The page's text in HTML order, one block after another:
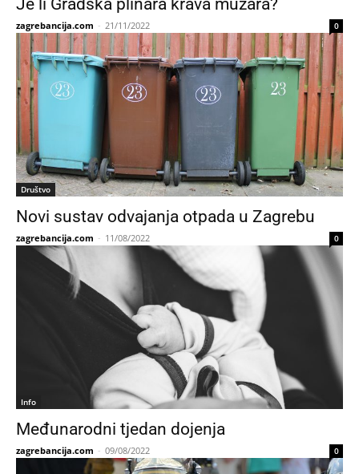
Je li Gradska plinara krava muzara?
zagrebancija.com - 21/11/2022 0
Društvo
Novi sustav odvajanja otpada u Zagrebu
zagrebancija.com - 11/08/2022 0
Info
Međunarodni tjedan dojenja
zagrebancija.com - 09/08/2022 0